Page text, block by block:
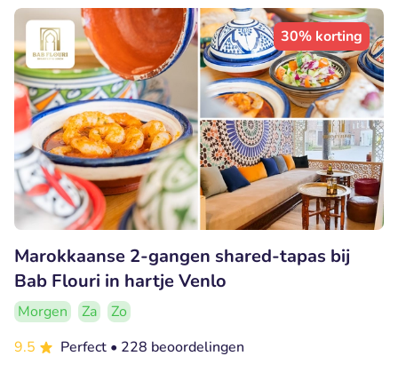
30% korting
Marokkaanse 2-gangen shared-tapas bij
Bab Flouri in hartje Venlo
Morgen Za
Zo
9.5
Perfect • 228 beoordelingen